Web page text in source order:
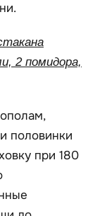
2 помидора,
половинки
при 180